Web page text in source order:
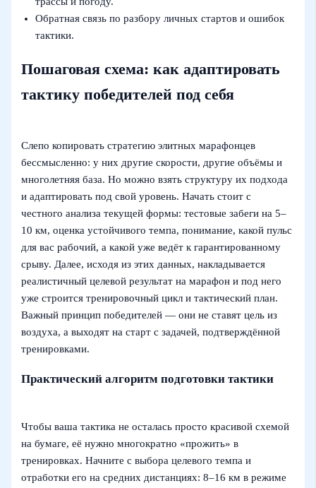
Обратная связь по разбору личных стартов и ошибок
тактики.
Пошаговая схема: как адаптировать
тактику победителей под себя
Слепо копировать стратегию элитных марафонцев
бессмысленно: у них другие скорости, другие объёмы и
многолетняя база. Но можно взять структуру их подхода
и адаптировать под свой уровень. Начать стоит с
честного анализа текущей формы: тестовые забеги на 5–
10 км, оценка устойчивого темпа, понимание, какой пульс
для вас рабочий, а какой уже ведёт к гарантированному
срыву. Далее, исходя из этих данных, накладывается
реалистичный целевой результат на марафон и под него
уже строится тренировочный цикл и тактический план.
Важный принцип победителей — они не ставят цель из
воздуха, а выходят на старт с задачей, подтверждённой
тренировками.
Практический алгоритм подготовки тактики
Чтобы ваша тактика не осталась просто красивой схемой
на бумаге, её нужно многократно «прожить» в
тренировках. Начните с выбора целевого темпа и
отработки его на средних дистанциях: 8–16 км в режиме